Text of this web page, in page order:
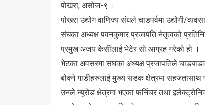
पोखरा, असोज-९ ।
पोखरा उद्योग वाणिज्य संघले चाडपर्वमा उद्योगी/
संघका अध्यक्ष पवनकुमार प्रजापति नेतृत्वको
प्रमुख अजय केसीलाई भेटेर सो आग्रह गरेको हो ।
भेटका अवसरमा संघका अध्यक्ष प्रजापतिले
बोक्ने गाडीहरुलाई मुख्य सडक क्षेत्रमा सहजतासाथ
उनले न्यूरोड क्षेत्रमा भएका फर्निचर तथा